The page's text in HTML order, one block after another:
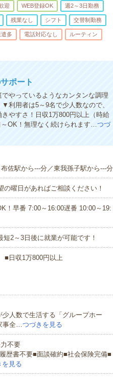
迎 WEB登録OK 週2～3日勤務
残業なし シフト 交替制勤務
遣多 電話対応なし ルーティン
ポート
やっているようなカンタンな調理
利用者は5～9名で少人数なので、
やすさ！日収1万800円以上（時給
OK！無理なく続けられます…つづ
佐駅から---分／東我孫子駅から---分
曜日があればご相談ください！
！早番 7:00～16:00遅番 10:00～19:
2～3日後に就業が可能です！
日収1万800円以上
人数で生活する「グループホー
事全…つづきを見る
不要
歴書不要■面談確約■社会保険完備■
を見る